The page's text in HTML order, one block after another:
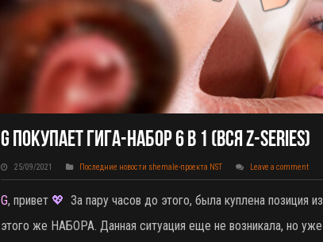
G Покупает ГИГА-НАБОР 6 В 1 (вся Z-Series)
25/09/2021 Последние новости shemale-проекта NST Leave a comment
G, привет 💖 За пару часов до этого, была куплена позиция из
этого же НАБОРА. Данная ситуация еще не возникала, но уже